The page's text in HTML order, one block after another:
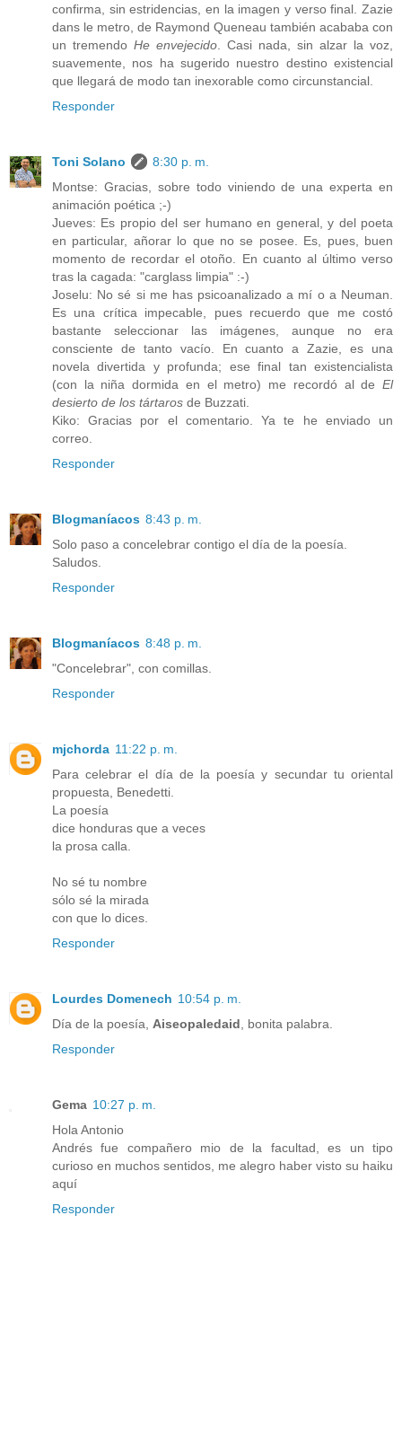
confirma, sin estridencias, en la imagen y verso final. Zazie
dans le metro, de Raymond Queneau también acababa con
un tremendo He envejecido . Casi nada, sin alzar la voz,
suavemente, nos ha sugerido nuestro destino existencial
que llegará de modo tan inexorable como circunstancial.
Responder
Toni Solano
8:30 p. m.
Montse: Gracias, sobre todo viniendo de una experta en
animación poética ;-)
Jueves: Es propio del ser humano en general, y del poeta
en particular, añorar lo que no se posee. Es, pues, buen
momento de recordar el otoño. En cuanto al último verso
tras la cagada: "carglass limpia" :-)
Joselu: No sé si me has psicoanalizado a mí o a Neuman.
Es una crítica impecable, pues recuerdo que me costó
bastante seleccionar las imágenes, aunque no era
consciente de tanto vacío. En cuanto a Zazie, es una
novela divertida y profunda; ese final tan existencialista
(con la niña dormida en el metro) me recordó al de El
desierto de los tártaros de Buzzati.
Kiko: Gracias por el comentario. Ya te he enviado un
correo.
Responder
Blogmaníacos 8:43 p. m.
Solo paso a concelebrar contigo el día de la poesía.
Saludos.
Responder
Blogmaníacos 8:48 p. m.
"Concelebrar", con comillas.
Responder
mjchorda 11:22 p. m.
Para celebrar el día de la poesía y secundar tu oriental
propuesta, Benedetti.
La poesía
dice honduras que a veces
la prosa calla.
No sé tu nombre
sólo sé la mirada
con que lo dices.
Responder
Lourdes Domenech 10:54 p. m.
Día de la poesía, Aiseopaledaid , bonita palabra.
Responder
Gema 10:27 p. m.
Hola Antonio
Andrés fue compañero mio de la facultad, es un tipo
curioso en muchos sentidos, me alegro haber visto su haiku
aquí
Responder